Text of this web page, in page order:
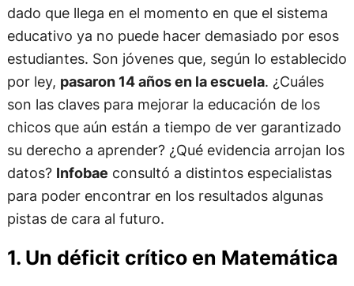
dado que llega en el momento en que el sistema
educativo ya no puede hacer demasiado por esos
estudiantes. Son jóvenes que, según lo establecido
por ley, pasaron 14 años en la escuela. ¿Cuáles
son las claves para mejorar la educación de los
chicos que aún están a tiempo de ver garantizado
su derecho a aprender? ¿Qué evidencia arrojan los
datos? Infobae consultó a distintos especialistas
para poder encontrar en los resultados algunas
pistas de cara al futuro.
1. Un déficit crítico en Matemática